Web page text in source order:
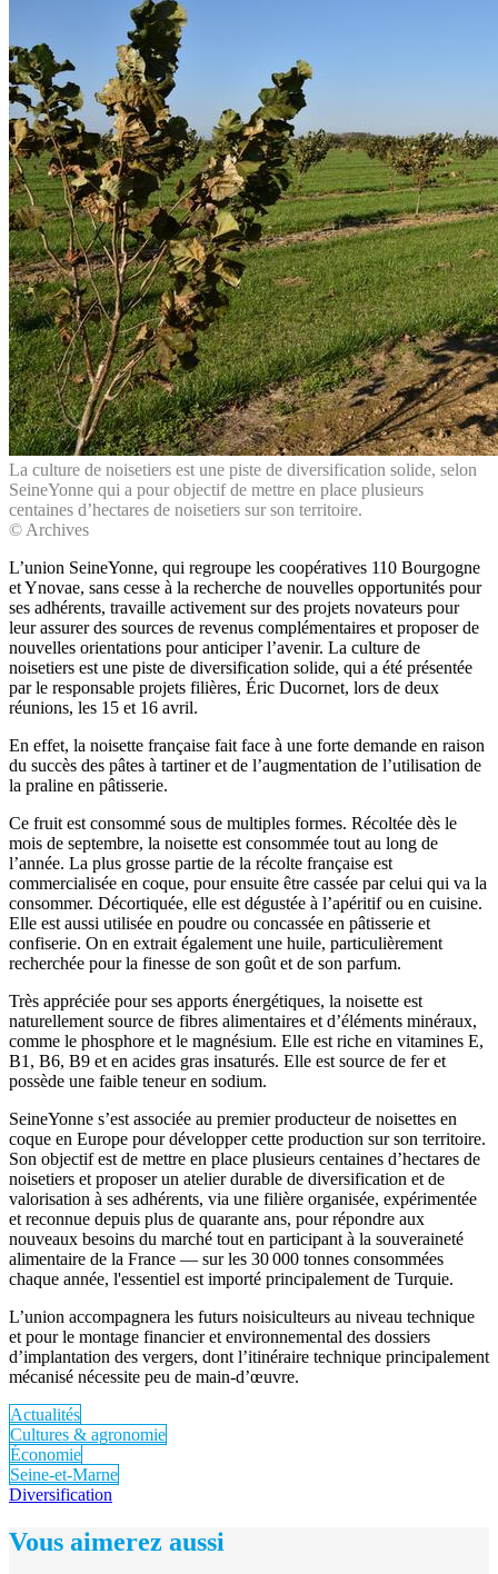
La culture de noisetiers est une piste de diversification solide, selon
SeineYonne qui a pour objectif de mettre en place plusieurs
centaines d’hectares de noisetiers sur son territoire.
© Archives
L’union SeineYonne, qui regroupe les coopératives 110 Bourgogne
et Ynovae, sans cesse à la recherche de nouvelles opportunités pour
ses adhérents, travaille activement sur des projets novateurs pour
leur assurer des sources de revenus complémentaires et proposer de
nouvelles orientations pour anticiper l’avenir. La culture de
noisetiers est une piste de diversification solide, qui a été présentée
par le responsable projets filières, Éric Ducornet, lors de deux
réunions, les 15 et 16 avril.
En effet, la noisette française fait face à une forte demande en raison
du succès des pâtes à tartiner et de l’augmentation de l’utilisation de
la praline en pâtisserie.
Ce fruit est consommé sous de multiples formes. Récoltée dès le
mois de septembre, la noisette est consommée tout au long de
l’année. La plus grosse partie de la récolte française est
commercialisée en coque, pour ensuite être cassée par celui qui va la
consommer. Décortiquée, elle est dégustée à l’apéritif ou en cuisine.
Elle est aussi utilisée en poudre ou concassée en pâtisserie et
confiserie. On en extrait également une huile, particulièrement
recherchée pour la finesse de son goût et de son parfum.
Très appréciée pour ses apports énergétiques, la noisette est
naturellement source de fibres alimentaires et d’éléments minéraux,
comme le phosphore et le magnésium. Elle est riche en vitamines E,
B1, B6, B9 et en acides gras insaturés. Elle est source de fer et
possède une faible teneur en sodium.
SeineYonne s’est associée au premier producteur de noisettes en
coque en Europe pour développer cette production sur son territoire.
Son objectif est de mettre en place plusieurs centaines d’hectares de
noisetiers et proposer un atelier durable de diversification et de
valorisation à ses adhérents, via une filière organisée, expérimentée
et reconnue depuis plus de quarante ans, pour répondre aux
nouveaux besoins du marché tout en participant à la souveraineté
alimentaire de la France — sur les 30 000 tonnes consommées
chaque année, l'essentiel est importé principalement de Turquie.
L’union accompagnera les futurs noisiculteurs au niveau technique
et pour le montage financier et environnemental des dossiers
d’implantation des vergers, dont l’itinéraire technique principalement
mécanisé nécessite peu de main-d’œuvre.
Actualités
Cultures & agronomie
Économie
Seine-et-Marne
Diversification
Vous aimerez aussi